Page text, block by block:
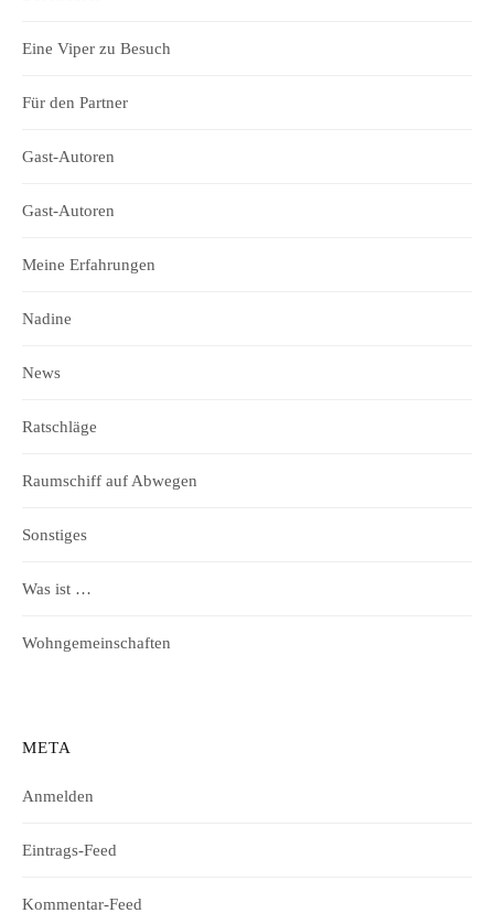
Eine Viper zu Besuch
Für den Partner
Gast-Autoren
Gast-Autoren
Meine Erfahrungen
Nadine
News
Ratschläge
Raumschiff auf Abwegen
Sonstiges
Was ist …
Wohngemeinschaften
META
Anmelden
Eintrags-Feed
Kommentar-Feed